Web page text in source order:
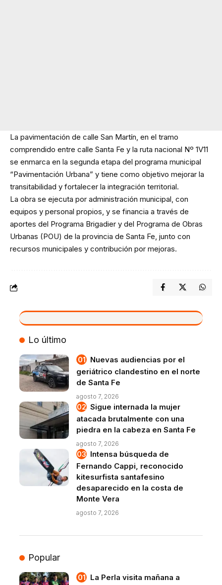
La pavimentación de calle San Martín, en el tramo
comprendido entre calle Santa Fe y la ruta nacional Nº 1V11
se enmarca en la segunda etapa del programa municipal
“Pavimentación Urbana” y tiene como objetivo mejorar la
transitabilidad y fortalecer la integración territorial.
La obra se ejecuta por administración municipal, con
equipos y personal propios, y se financia a través de
aportes del Programa Brigadier y del Programa de Obras
Urbanas (POU) de la provincia de Santa Fe, junto con
recursos municipales y contribución por mejoras.
VIVO
Lo último
Nuevas audiencias por el
geriátrico clandestino en el norte
de Santa Fe
agosto 7, 2026
Sigue internada la mujer
atacada brutalmente con una
piedra en la cabeza en Santa Fe
agosto 7, 2026
Intensa búsqueda de
Fernando Cappi, reconocido
kitesurfista santafesino
desaparecido en la costa de
Monte Vera
agosto 7, 2026
Popular
La Perla visita mañana a